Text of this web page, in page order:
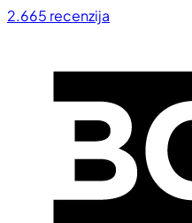
2.665 recenzija